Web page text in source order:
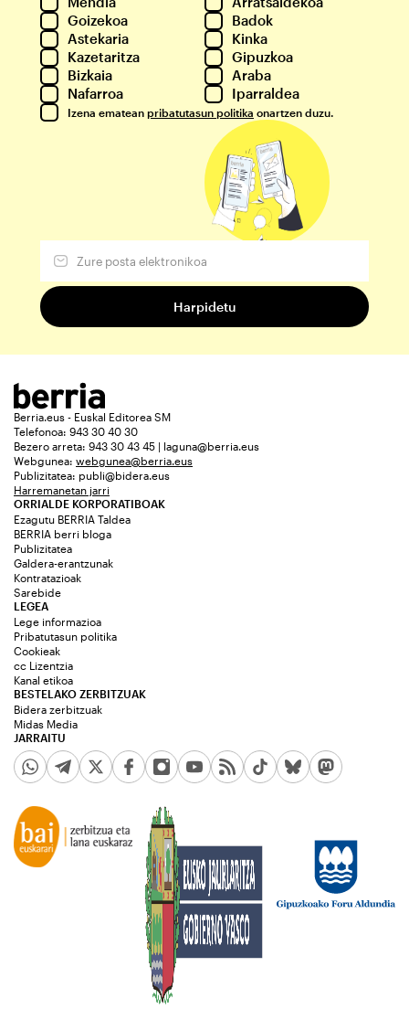
Goizekoa
Badok
Astekaria
Kinka
Kazetaritza
Gipuzkoa
Bizkaia
Araba
Nafarroa
Iparraldea
Izena ematean pribatutasun politika onartzen duzu.
Berria.eus - Euskal Editorea SM
Telefonoa: 943 30 40 30
Bezero arreta: 943 30 43 45 | laguna@berria.eus
Webgunea: webgunea@berria.eus
Publizitatea: publi@bidera.eus
Harremanetan jarri
ORRIALDE KORPORATIBOAK
Ezagutu BERRIA Taldea
BERRIA berri bloga
Publizitatea
Galdera-erantzunak
Kontratazioak
Sarebide
JARRAITU
LEGEA
Lege informazioa
Pribatutasun politika
Cookieak
cc Lizentzia
Kanal etikoa
BESTELAKO ZERBITZUAK
Bidera zerbitzuak
Midas Media